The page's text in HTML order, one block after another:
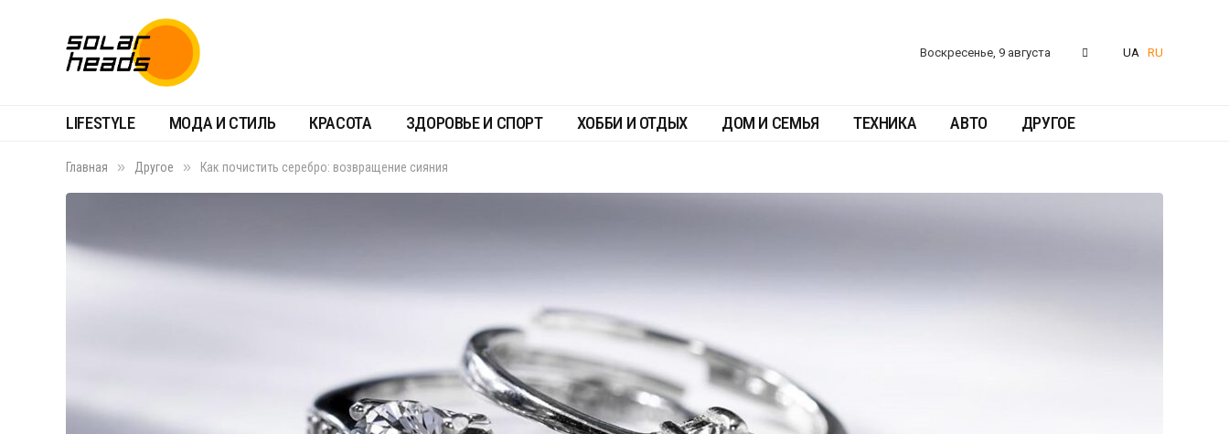
Воскресенье, 9 августа UA RU
LIFESTYLE МОДА И СТИЛЬ КРАСОТА ЗДОРОВЬЕ И СПОРТ ХОББИ И ОТДЫХ ДОМ И СЕМЬЯ ТЕХНИКА АВТО ДРУГОЕ
Главная » Другое » Как почистить серебро: возвращение сияния